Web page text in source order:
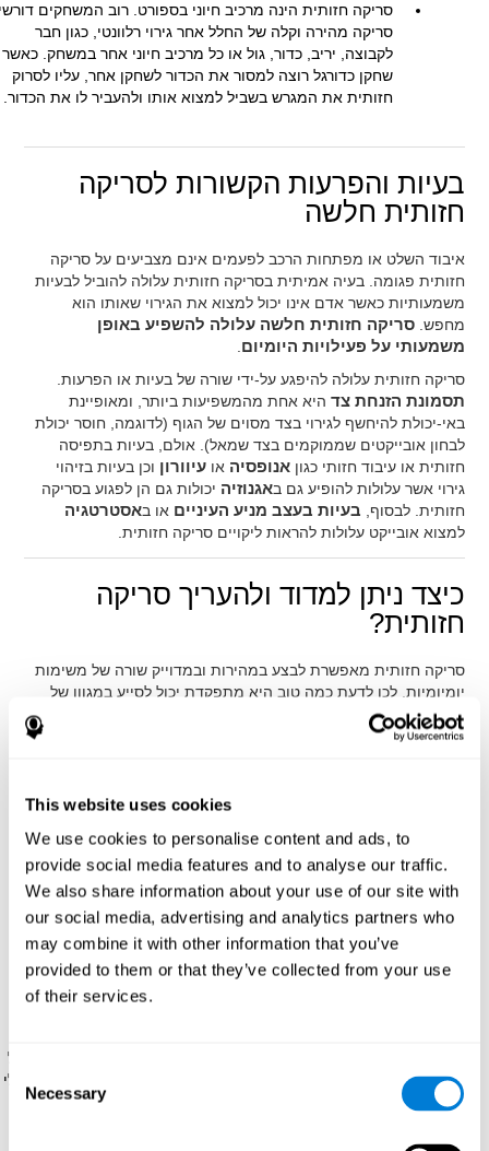
This website uses cookies
We use cookies to personalise content and ads, to
provide social media features and to analyse our traffic.
We also share information about your use of our site with
our social media, advertising and analytics partners who
may combine it with other information that you’ve
provided to them or that they’ve collected from your use
of their services.
Consent
Selection
Necessary
סריקה חזותית הינה מרכיב חיוני בספורט. רוב המשחקים
סריקה מהירה וקלה של החלל אחר גירוי רלוונטי, כגון חבר
לקבוצה, יריב, כדור, גול או כל מרכיב חיוני אחר במשחק. כאשר
שחקן כדורגל רוצה למסור את הכדור לשחקן אחר, עליו לסרוק
חזותית את המגרש בשביל למצוא אותו ולהעביר לו את הכדור.
בעיות והפרעות הקשורות לסריקה
חזותית חלשה
איבוד השלט או מפתחות הרכב לפעמים אינם מצביעים על סריקה
חזותית פגומה. בעיה אמיתית בסריקה חזותית עלולה להוביל לבעיות
משמעותיות כאשר אדם אינו יכול למצוא את הגירוי שאותו הוא
מחפש.סריקה חזותית חלשה עלולה להשפיע באופן
משמעותי על פעילויות היומיום
סריקה חזותית עלולה להיפגע על-ידי שורה של בעיות או הפרעות.
תסמונת הזנחת צד היא אחת מהמשפיעות ביותר, ומאופיינת
באי-יכולת להיחשף לגירוי בצד מסוים של הגוף (לדוגמה, חוסר יכולת
לבחון אובייקטים שממוקמים בצד שמאל). אולם, בעיות בתפיסה
חזותית או עיבוד חזותי כגוןאנופסיה אועיוורון וכן בעיות בזיהוי
גירוי אשר עלולות להופיע גם באגנוזיה יכולות גם הן לפגוע בסריקה
חזותית. לבסוף, בעיות בעצב מניע העיניים או באסטרטגיה
למצוא אובייקט עלולות להראות ליקויים סריקה חזותית.
כיצד ניתן למדוד ולהעריך סריקה
חזותית?
סריקה חזותית מאפשרת לבצע במהירות ובמדוייק שורה של משימות
יומיומיות, לכן לדעת כמה טוב היא מתפקדת יכול לסייע במגוון של
תחומים בחיי היומיום.
: לדעת האם תלמיד יתקשה לקלוט
את המידע מהלוח שמועבר בשיעור.
: לדעת
נהג משאית יהיה מסוגל לנהוג בבטחה, או להיות בטוח שעובד יוכל
הערכה הנוירו-פסיכולוגית המלאה
מאפשרת להעריך במהימנות
שורה של יכולות קוגנטיביות, כגון סריקה חזותית. המבחן של קוגניפיט
להערכת סריקה חזותית מבוסס על המבחנים הקלאסיים Continuous
Performance Test (CPT), Test of Memory Malingering (TOMM),
Hooper Visual Organization Task (VOT), Test of Variables of
Attention (TOVA), ומבחן Tower of London (TOL). משימות אלה
מודדות גם זמן תגובה, מהירות עיבוד, זיכרון עבודה, תפיסה מרחבית,
: על המסך ינועו כמה גירויים. על
המשתמש להקליק על גירוי המטרה במהירות האפשרית, מבלי